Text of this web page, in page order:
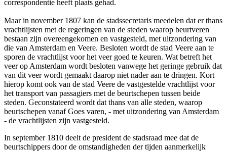
correspondentie heeft plaats gehad.
Maar in november 1807 kan de stadssecretaris meedelen dat er thans
vrachtlijsten met de regeringen van de steden waarop beurtveren
bestaan zijn overeengekomen en vastgesteld, met uitzondering van
die van Amsterdam en Veere. Besloten wordt de stad Veere aan te
sporen de vrachtlijst voor het veer goed te keuren. Wat betreft het
veer op Amsterdam wordt besloten vanwege het geringe gebruik dat
van dit veer wordt gemaakt daarop niet nader aan te dringen. Kort
hierop komt ook van de stad Veere de vastgestelde vrachtlijst voor
het transport van passagiers met de beurtschepen tussen beide
steden. Geconstateerd wordt dat thans van alle steden, waarop
beurtschepen vanaf Goes varen, - met uitzondering van Amsterdam
- de vrachtlijsten zijn vastgesteld.
In september 1810 deelt de president de stadsraad mee dat de
beurtschippers door de omstandigheden der tijden aanmerkelijk